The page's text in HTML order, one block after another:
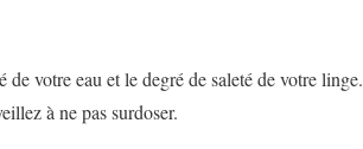
votre eau et le degré de saleté de votre linge.
à ne pas surdoser.